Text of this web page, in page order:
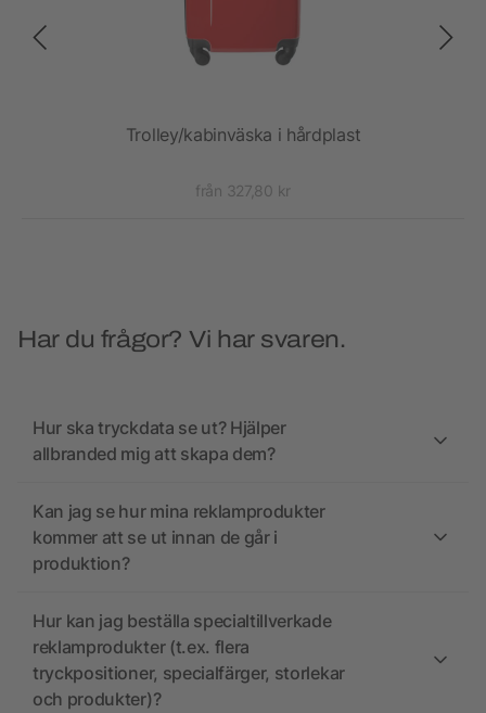
Trolley/kabinväska i hårdplast
från 327,80 kr
Har du frågor? Vi har svaren.
Hur ska tryckdata se ut? Hjälper
allbranded mig att skapa dem?
Kan jag se hur mina reklamprodukter
kommer att se ut innan de går i
produktion?
Hur kan jag beställa specialtillverkade
reklamprodukter (t.ex. flera
tryckpositioner, specialfärger, storlekar
och produkter)?